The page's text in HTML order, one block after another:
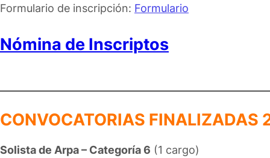
Formulario de inscripción: Formulario
Nómina de Inscriptos
CONVOCATORIAS FINALIZADAS
Solista de Arpa – Categoría 6 (1 cargo)